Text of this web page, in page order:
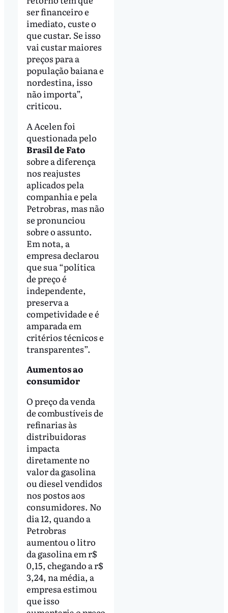
ser financeiro e
imediato, custe o
que custar. Se isso
vai custar maiores
preços para a
população baiana e
nordestina, isso
não importa”,
criticou.
A Acelen foi
questionada pelo
Brasil de Fato
sobre a diferença
nos reajustes
aplicados pela
companhia e pela
Petrobras, mas não
se pronunciou
sobre o assunto.
Em nota, a
empresa declarou
que sua “política
de preço é
independente,
preserva a
competividade e é
amparada em
critérios técnicos e
transparentes”.
Aumentos ao
consumidor
O preço da venda
de combustíveis de
refinarias às
distribuidoras
impacta
diretamente no
valor da gasolina
ou diesel vendidos
nos postos aos
consumidores. No
dia 12, quando a
Petrobras
aumentou o litro
da gasolina em r$
0,15, chegando a r$
3,24, na média, a
empresa estimou
que isso